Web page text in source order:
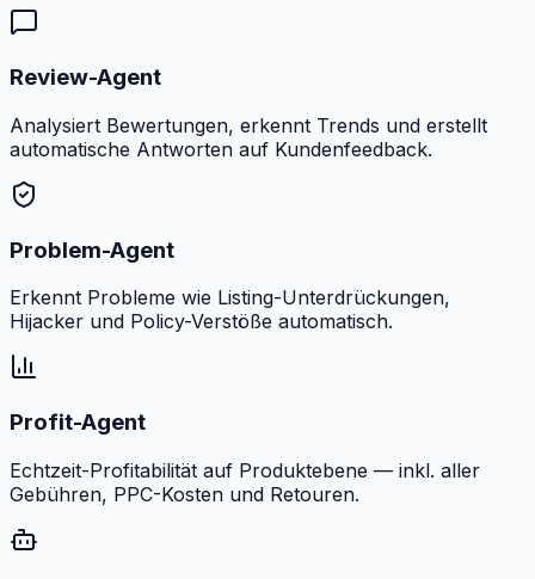
Review-Agent
Analysiert Bewertungen, erkennt Trends und erstellt
automatische Antworten auf Kundenfeedback.
Problem-Agent
Erkennt Probleme wie Listing-Unterdrückungen,
Hijacker und Policy-Verstöße automatisch.
Profit-Agent
Echtzeit-Profitabilität auf Produktebene — inkl. aller
Gebühren, PPC-Kosten und Retouren.